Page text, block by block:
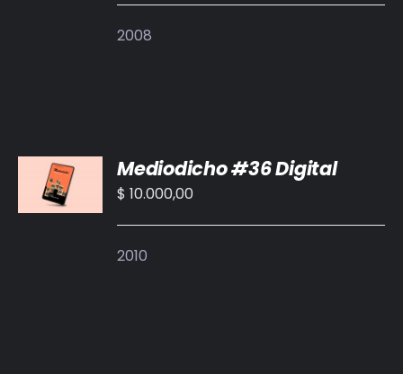
2008
AL
CARRITO
/
Mediodicho #36 Digital
$ 10.000,00
2010